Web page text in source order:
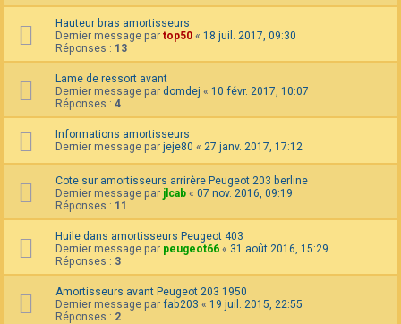
Hauteur bras amortisseurs
Dernier message par top50 « 18 juil. 2017, 09:30
Réponses : 13
Lame de ressort avant
Dernier message par domdej « 10 févr. 2017, 10:07
Réponses : 4
Informations amortisseurs
Dernier message par jeje80 « 27 janv. 2017, 17:12
Cote sur amortisseurs arrirère Peugeot 203 berline
Dernier message par jlcab « 07 nov. 2016, 09:19
Réponses : 11
Huile dans amortisseurs Peugeot 403
Dernier message par peugeot66 « 31 août 2016, 15:29
Réponses : 3
Amortisseurs avant Peugeot 203 1950
Dernier message par fab203 « 19 juil. 2015, 22:55
Réponses : 2